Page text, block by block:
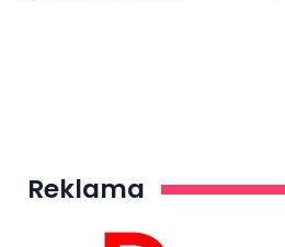
Reklama